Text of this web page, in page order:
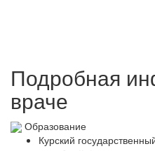
Подробная
враче
Образование
Курский